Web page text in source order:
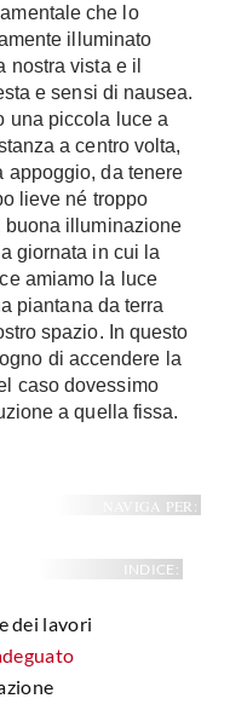
Carta da parati
Pavimenti esterni
Fai da Te
Fai da te in giardino
Il fai da te in bagno
Casa fai da te
Bricolage
che lo
illuminato
nostra vista e il
e sensi di nausea.
una piccola luce a
a centro volta,
appoggio, da tenere
lieve né troppo
buona illuminazione
giornata in cui la
amiamo la luce
piantana da terra
spazio. In questo
di accendere la
caso dovessimo
a quella fissa.
NAVIGA PER:
INDICE:
dei lavori